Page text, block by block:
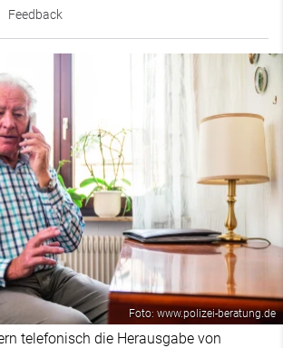
Feedback
Foto: www.polizei-beratung.de
telefonisch die Herausgabe von